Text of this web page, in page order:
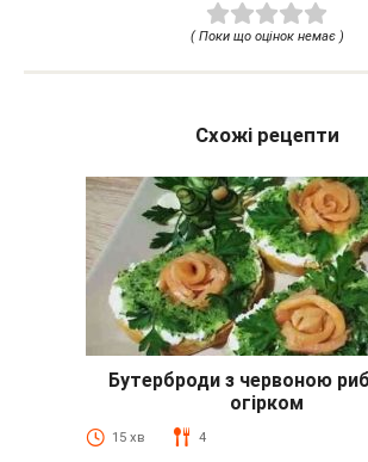
( Поки що оцінок немає )
Схожі рецепти
Бутерброди з червоною
огірком
15 хв 4